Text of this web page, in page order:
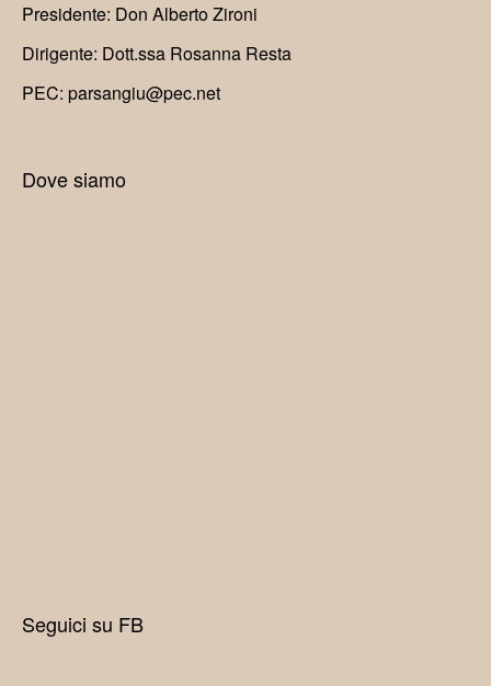
Presidente: Don Alberto Zironi
Dirigente: Dott.ssa Rosanna Resta
PEC: parsangiu@pec.net
Dove siamo
Seguici su FB